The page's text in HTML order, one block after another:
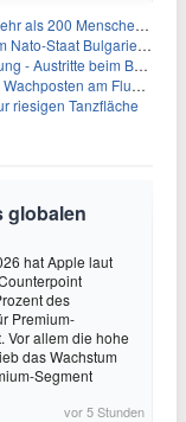
Menschen evakuiert
Staat Bulgarien ein
beim BSW Sachsen-Anhalt
am Flughafen
riesigen Tanzfläche
globalen
hat Apple laut
des
Premium-
Vor allem die hohe
das Wachstum
Segment
vor 5 Stunden